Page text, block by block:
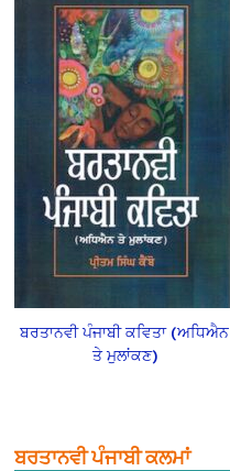
ਬਰਤਾਨਵੀ ਪੰਜਾਬੀ ਕਵਿਤਾ (ਅਧਿਐਨ
ਤੇ ਮੁਲਾਂਕਣ)
ਬਰਤਾਨਵੀ ਪੰਜਾਬੀ ਕਲਮਾਂ